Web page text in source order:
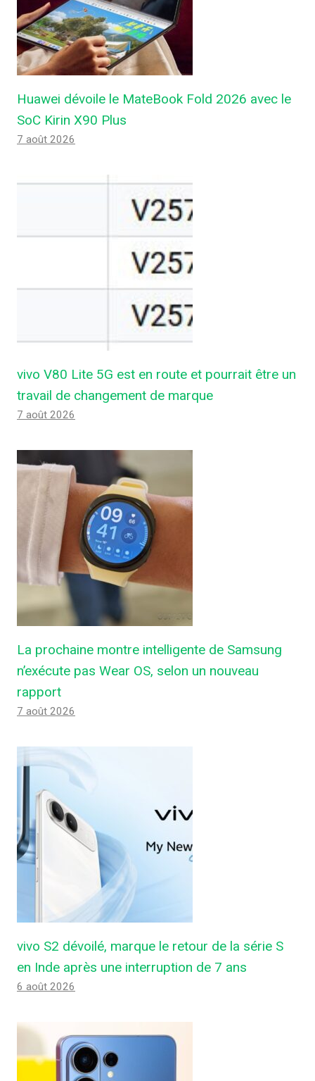
Huawei dévoile le MateBook Fold 2026 avec le
SoC Kirin X90 Plus
7 août 2026
vivo V80 Lite 5G est en route et pourrait être un
travail de changement de marque
7 août 2026
La prochaine montre intelligente de Samsung
n’exécute pas Wear OS, selon un nouveau
rapport
7 août 2026
vivo S2 dévoilé, marque le retour de la série S
en Inde après une interruption de 7 ans
6 août 2026